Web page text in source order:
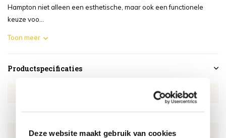
Deze website maakt gebruik van cookies
Hampton niet alleen een esthetische, maar ook een functionele
keuze voo...
Toon meer
Productspecificaties
SKU 4SO160016539
EAN 8720848337534